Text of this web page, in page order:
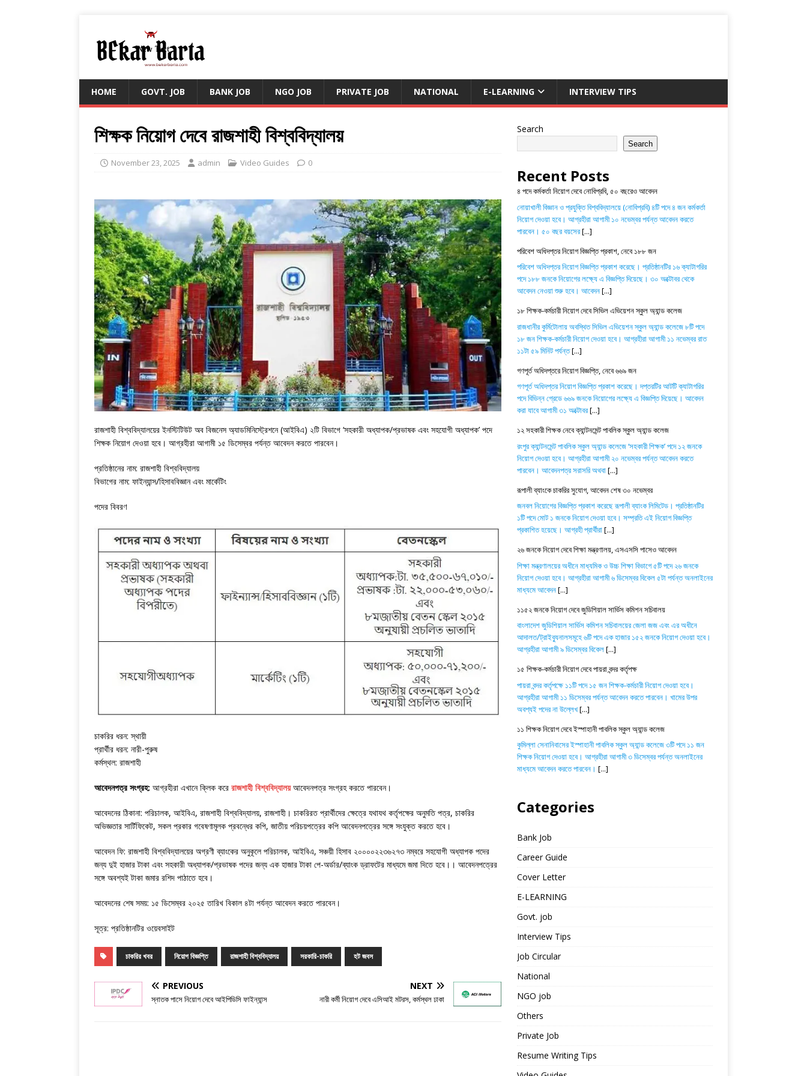
HOME GOVT. JOB BANK JOB NGO JOB PRIVATE JOB NATIONAL E-LEARNING INTERVIEW TIPS
শিক্ষক নিয়োগ দেবে রাজশাহী বিশ্ববিদ্যালয়
November 23, 2025 admin Video Guides 0
রাজশাহী বিশ্ববিদ্যালয়ের ইনস্টিটিউট অব বিজনেস অ্যাডমিনিস্ট্রেশনে (আইবিএ) ২টি বিভাগে ‘সহকারী অধ্যাপক/প্রভাষক এবং সহযোগী অধ্যাপক’ পদে
শিক্ষক নিয়োগ দেওয়া হবে। আগ্রহীরা আগামী ১৫ ডিসেম্বর পর্যন্ত আবেদন করতে পারবেন।
প্রতিষ্ঠানের নাম: রাজশাহী বিশ্ববিদ্যালয়
বিভাগের নাম: ফাইন্যান্স/হিসাববিজ্ঞান এবং মার্কেটিং
পদের বিবরণ
চাকরির ধরন: স্থায়ী
প্রার্থীর ধরন: নারী-পুরুষ
কর্মস্থল: রাজশাহী
আবেদনপত্র সংগ্রহ: আগ্রহীরা এখানে ক্লিক করে রাজশাহী বিশ্ববিদ্যালয়আবেদনপত্র সংগ্রহ করতে পারবেন।
আবেদনের ঠিকানা: পরিচালক, আইবিএ, রাজশাহী বিশ্ববিদ্যালয়, রাজশাহী। চাকরিরত প্রার্থীদের ক্ষেত্রে যথাযথ কর্তৃপক্ষের অনুমতি পত্র, চাকরির
অভিজ্ঞতার সার্টিফিকেট, সকল প্রকার গবেষণামূলক প্রবন্ধের কপি, জাতীয় পরিচয়পত্রের কপি আবেদনপত্রের সঙ্গে সংযুক্ত করতে হবে।
আবেদন ফি: রাজশাহী বিশ্ববিদ্যালয়ের অগ্রণী ব্যাংকের অনুকূলে পরিচালক, আইবিএ, সঞ্চয়ী হিসাব ২০০০০২২৩৬২৭৩ নম্বরে সহযোগী অধ্যাপক পদের
জন্য দুই হাজার টাকা এবং সহকারী অধ্যাপক/প্রভাষক পদের জন্য এক হাজার টাকা পে-অর্ডার/ব্যাংক ড্রাফটের মাধ্যমে জমা দিতে হবে।। আবেদনপত্রের
সঙ্গে অবশ্যই টাকা জমার রশিদ পাঠাতে হবে।
আবেদনের শেষ সময়: ১৫ ডিসেম্বর ২০২৫ তারিখ বিকাল ৪টা পর্যন্ত আবেদন করতে পারবেন।
সূত্র: প্রতিষ্ঠানটির ওয়েবসাইট
চাকরির খবর নিয়োগ বিজ্ঞপ্তি রাজশাহী বিশ্ববিদ্যালয় সরকারি-চাকরি হট জবস
PREVIOUS
স্নাতক পাসে নিয়োগ দেবে আইপিডিসি ফাইন্যান্স
NEXT
নারী কর্মী নিয়োগ দেবে এসিআই মটরস, কর্মস্থল ঢাকা
Search
Search
Recent Posts
৪ পদে কর্মকর্তা নিয়োগ দেবে নোবিপ্রবি, ৫০ বছরেও আবেদন
নোয়াখালী বিজ্ঞান ও প্রযুক্তি বিশ্ববিদ্যালয়ে (নোবিপ্রবি) ৪টি পদে ৪ জন কর্মকর্তা
নিয়োগ দেওয়া হবে। আগ্রহীরা আগামী ১০ নভেম্বর পর্যন্ত আবেদন করতে
পারবেন। ৫০ বছর বয়সের[...]
পরিবেশ অধিদপ্তর নিয়োগ বিজ্ঞপ্তি প্রকাশ, নেবে ১৮৮ জন
পরিবেশ অধিদপ্তর নিয়োগ বিজ্ঞপ্তি প্রকাশ করেছে। প্রতিষ্ঠানটির ১৬ ক্যাটাগরির
পদে ১৮৮ জনকে নিয়োগের লক্ষ্যে এ বিজ্ঞপ্তি দিয়েছে। ৩০ অক্টোবর থেকে
আবেদন নেওয়া শুরু হবে। আবেদন[...]
১৮ শিক্ষক-কর্মচারী নিয়োগ দেবে সিভিল এভিয়েশন স্কুল অ্যান্ড কলেজ
রাজধানীর কুর্মিটোলায় অবস্থিত সিভিল এভিয়েশন স্কুল অ্যান্ড কলেজে ৮টি পদে
১৮ জন শিক্ষক-কর্মচারী নিয়োগ দেওয়া হবে। আগ্রহীরা আগামী ১১ নভেম্বর রাত
১১টা ৫৯ মিনিট পর্যন্ত[...]
গণপূর্ত অধিদপ্তরে নিয়োগ বিজ্ঞপ্তি, নেবে ৬৬৯ জন
গণপূর্ত অধিদপ্তর নিয়োগ বিজ্ঞপ্তি প্রকাশ করেছে। দপ্তরটির আটটি ক্যাটাগরির
পদে বিভিন্ন গ্রেডে ৬৬৯ জনকে নিয়োগের লক্ষ্যে এ বিজ্ঞপ্তি দিয়েছে। আবেদন
করা যাবে আগামী ৩১ অক্টোবর[...]
১২ সহকারী শিক্ষক নেবে ক্যান্টনমেন্ট পাবলিক স্কুল অ্যান্ড কলেজ
রংপুর ক্যান্টনমেন্ট পাবলিক স্কুল অ্যান্ড কলেজে ‘সহকারী শিক্ষক’ পদে ১২ জনকে
নিয়োগ দেওয়া হবে। আগ্রহীরা আগামী ২০ নভেম্বর পর্যন্ত আবেদন করতে
পারবেন। আবেদনপত্র সরাসরি অথবা[...]
রূপালী ব্যাংকে চাকরির সুযোগ, আবেদন শেষ ৩০ নভেম্বর
জনবল নিয়োগের বিজ্ঞপ্তি প্রকাশ করেছে রূপালী ব্যাংক লিমিটেড। প্রতিষ্ঠানটির
১টি পদে মোট ১ জনকে নিয়োগ দেওয়া হবে। সম্প্রতি এই নিয়োগ বিজ্ঞপ্তি
প্রকাশিত হয়েছে। আগ্রহী প্রার্থীরা[...]
২৬ জনকে নিয়োগ দেবে শিক্ষা মন্ত্রণালয়, এসএসসি পাসেও আবেদন
শিক্ষা মন্ত্রণালয়ের অধীনে মাধ্যমিক ও উচ্চ শিক্ষা বিভাগে ৫টি পদে ২৬ জনকে
নিয়োগ দেওয়া হবে। আগ্রহীরা আগামী ৬ ডিসেম্বর বিকেল ৫টা পর্যন্ত অনলাইনের
মাধ্যমে আবেদন[...]
১১৫২ জনকে নিয়োগ দেবে জুডিশিয়াল সার্ভিস কমিশন সচিবালয়
বাংলাদেশ জুডিশিয়াল সার্ভিস কমিশন সচিবালয়ের জেলা জজ এবং এর অধীনে
আদালত/ট্রাইব্যুনালসমূহে ৬টি পদে এক হাজার ১৫২ জনকে নিয়োগ দেওয়া হবে।
আগ্রহীরা আগামী ৯ ডিসেম্বর বিকেল[...]
১৫ শিক্ষক-কর্মচারী নিয়োগ দেবে পায়রা বন্দর কর্তৃপক্ষ
পায়রা বন্দর কর্তৃপক্ষে ১১টি পদে ১৫ জন শিক্ষক-কর্মচারী নিয়োগ দেওয়া হবে।
আগ্রহীরা আগামী ১১ ডিসেম্বর পর্যন্ত আবেদন করতে পারবেন। খামের উপর
অবশ্যই পদের না উল্লেখ[...]
১১ শিক্ষক নিয়োগ দেবে ইস্পাহানী পাবলিক স্কুল অ্যান্ড কলেজ
কুমিল্লা সেনানিবাসের ইস্পাহানী পাবলিক স্কুল অ্যান্ড কলেজে ৩টি পদে ১১ জন
শিক্ষক নিয়োগ দেওয়া হবে। আগ্রহীরা আগামী ৩ ডিসেম্বর পর্যন্ত অনলাইনের
মাধ্যমে আবেদন করতে পারবেন। [...]
Categories
Bank Job
Career Guide
Cover Letter
E-LEARNING
Govt. job
Interview Tips
Job Circular
National
NGO job
Others
Private Job
Resume Writing Tips